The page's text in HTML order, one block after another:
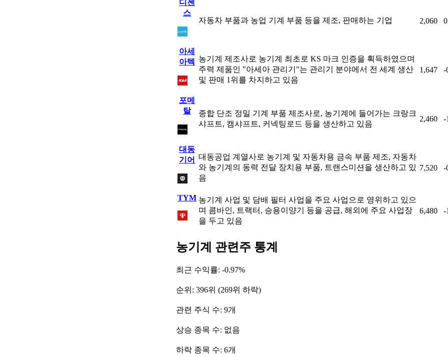
디젠
스
자동차 부품과 농업 기계 부품 등을 제조, 판매하는 기업
2,060
아세
아텍
농기계 제조사로 농기계 최초로 KS 마크 인증을 획득하였으며
주력 제품인 "아세아 관리기"는 관리기 분야에서 전 세계 생산
및 판매 1위를 차지하고 있음
1,647 -
포메
탈
종합 단조 정밀 기계 부품 제조사로, 농기계에 들어가는 크랑크
샤프트, 캠샤프트, 커넥팅로드 등을 생산하고 있음
2,460 -
대동
기어 대동공업 계열사로 농기계 및 자동차용 금속 부품 제조, 자동차
와 농기계의 동력 전달 장치용 부품, 트랜스미션을 생산하고 있
음
7,520 -
TYM 농기계 사업 및 담배 필터 사업을 주요 사업으로 영위하고 있으
며 콤바인, 트랙터, 승용이양기 등을 공급, 해외에 주요 사업장
을 두고 있음
6,480 -
농기계 관련주 통계
최근 수익률: -0.97%
순위: 396위 (269위 하락)
관련 주식 수: 9개
상승 종목 수: 없음
하락 종목 수: 6개